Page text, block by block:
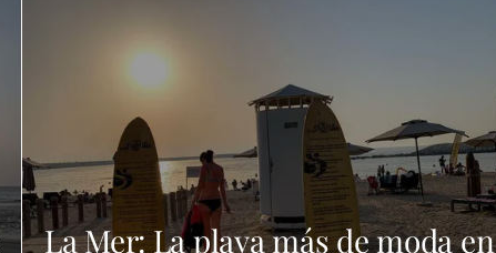
La Mer: La playa más de moda en